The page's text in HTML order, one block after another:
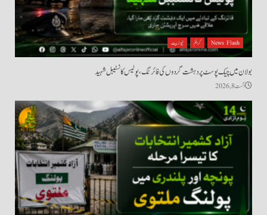
News Flash کرائم نیوز بیٹ
بولان میں چیک پوسٹ پر دہشت گردوں کی فائرنگ، پولیس کانسٹیبل شہید
اگست 8, 2026